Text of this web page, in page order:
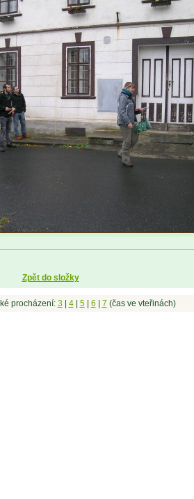
Zpět do složky
procházení: 3 4| 5| 6 7 (čas ve vteřinách)